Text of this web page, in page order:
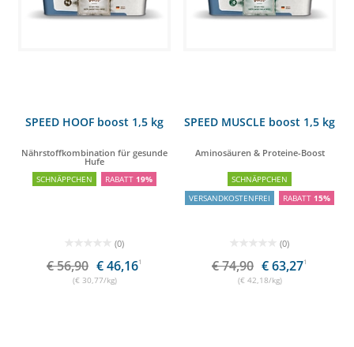
SPEED HOOF boost 1,5 kg
Nährstoffkombination für gesunde
Hufe
SCHNÄPPCHEN RABATT 19%
(0)
€ 56,90 € 46,161
(€ 30,77/kg)
SPEED MUSCLE boost 1,5 kg
Aminosäuren & Proteine-Boost
SCHNÄPPCHEN
VERSANDKOSTENFREI
RABATT 15%
(0)
€ 74,90 € 63,271
(€ 42,18/kg)